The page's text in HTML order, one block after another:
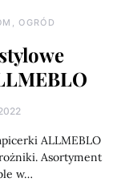
OGRÓD
ALLMEBLO
Asortyment
w…